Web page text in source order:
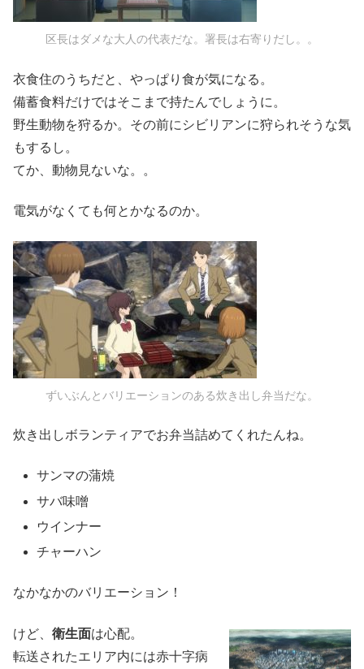
区長はダメな大人の代表だな。署長は右寄りだし。。
衣食住のうちだと、やっぱり食が気になる。
備蓄食料だけではそこまで持たんでしょうに。
野生動物を狩るか。その前にシビリアンに狩られそうな気
もするし。
てか、動物見ないな。。
電気がなくても何とかなるのか。
ずいぶんとバリエーションのある炊き出し弁当だな。
炊き出しボランティアでお弁当詰めてくれたんね。
サンマの蒲焼
サバ味噌
ウインナー
チャーハン
なかなかのバリエーション！
けど、 衛生面は心配。
転送されたエリア内には赤十字病